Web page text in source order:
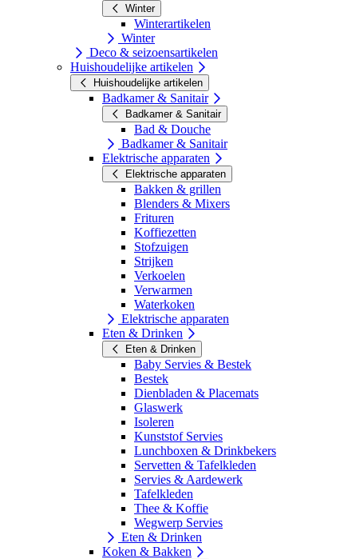
Winter
Winterartikelen
Winter
Deco & seizoensartikelen
Huishoudelijke artikelen
Huishoudelijke artikelen
Badkamer & Sanitair
Badkamer & Sanitair
Bad & Douche
Badkamer & Sanitair
Elektrische apparaten
Elektrische apparaten
Bakken & grillen
Blenders & Mixers
Frituren
Koffiezetten
Stofzuigen
Strijken
Verkoelen
Verwarmen
Waterkoken
Elektrische apparaten
Eten & Drinken
Eten & Drinken
Baby Servies & Bestek
Bestek
Dienbladen & Placemats
Glaswerk
Isoleren
Kunststof Servies
Lunchboxen & Drinkbekers
Servetten & Tafelkleden
Servies & Aardewerk
Tafelkleden
Thee & Koffie
Wegwerp Servies
Eten & Drinken
Koken & Bakken